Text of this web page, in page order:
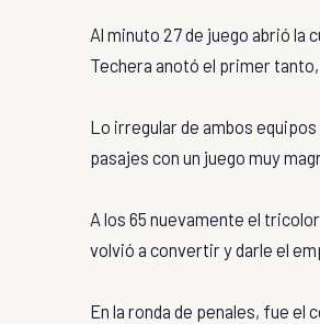
Al minuto 27 de juego abrió la
Techera anotó el primer tanto,
Lo irregular de ambos
pasajes con un juego muy
A los 65 nuevamente el
volvió a convertir y darle el
En la ronda de penales, fue